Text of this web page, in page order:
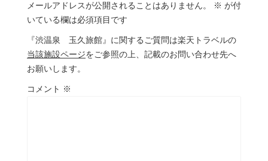
メールアドレスが公開されることはありません。 ※ が付
いている欄は必須項目です
『渋温泉 玉久旅館』に関するご質問は楽天トラベルの
当該施設ページをご参照の上、記載のお問い合わせ先へ
お願いします。
コメント ※